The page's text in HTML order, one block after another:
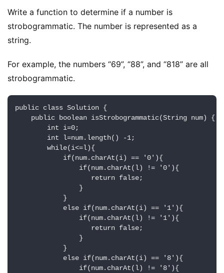
Write a function to determine if a number is
strobogrammatic. The number is represented as a
string.
For example, the numbers “69”, “88”, and “818” are all
strobogrammatic.
public class Solution {
    public boolean isStrobogrammatic(String num) {
        int i=0;
        int l=num.length() -1;
        while(i<=l){
            if(num.charAt(i) == '0'){
                if(num.charAt(l) != '0'){
                   return false;
                }
            }
            else if(num.charAt(i) == '1'){
                if(num.charAt(l) != '1'){
                   return false;
                }
            }
            else if(num.charAt(i) == '8'){
                if(num.charAt(l) != '8'){